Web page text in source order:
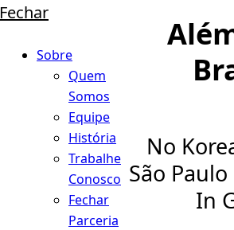
Fechar
Sobre
Quem
Somos
Equipe
História
Trabalhe
Conosco
Fechar
Parceria
No
São
In